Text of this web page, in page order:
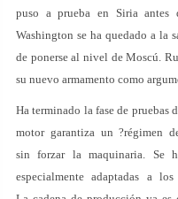
puso a prueba en Siria antes
Washington se ha quedado a la
de ponerse al nivel de Moscú.
su nuevo armamento como
Ha terminado la fase de pruebas
motor garantiza un ?régimen
sin forzar la maquinaria. Se
especialmente adaptadas a